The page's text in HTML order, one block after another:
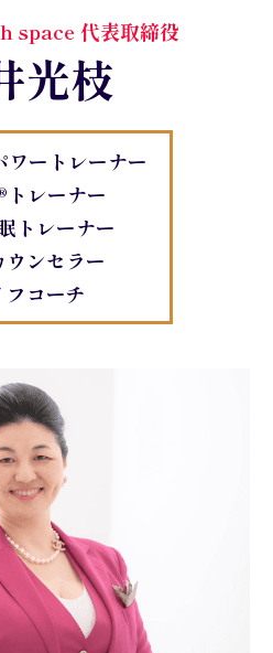
space 代表取締役
光枝
ートレーナー
レーナー
トレーナー
ンセラー
フコーチ